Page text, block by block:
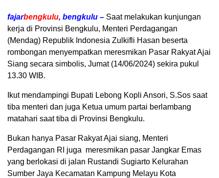
fajarbengkulu, bengkulu – Saat melakukan kunjungan
kerja di Provinsi Bengkulu, Menteri Perdagangan
(Mendag) Republik Indonesia Zulkifli Hasan beserta
rombongan menyempatkan meresmikan Pasar Rakyat Ajai
Siang secara simbolis, Jumat (14/06/2024) sekira pukul
13.30 WIB.
Ikut mendampingi Bupati Lebong Kopli Ansori, S.Sos saat
tiba menteri dan juga Ketua umum partai berlambang
matahari saat tiba di Provinsi Bengkulu.
Bukan hanya Pasar Rakyat Ajai siang, Menteri
Perdagangan RI juga meresmikan pasar Jangkar Emas
yang berlokasi di jalan Rustandi Sugiarto Kelurahan
Sumber Jaya Kecamatan Kampung Melayu Kota